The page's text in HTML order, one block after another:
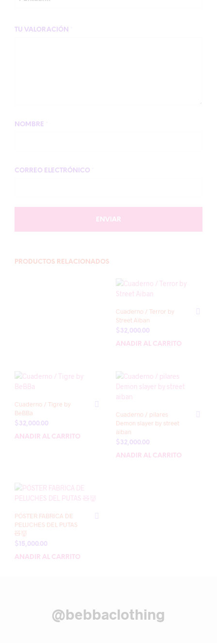
TU VALORACIÓN
NOMBRE
CORREO ELECTRÓNICO
PRODUCTOS RELACIONADOS
Cuaderno / Terror by
Street Aiban
$32,000.00
AÑADIR AL CARRITO
Cuaderno / Tigre by
BeBBa
$32,000.00
AÑADIR AL CARRITO
Cuaderno / pilares
Demon slayer by street
aiban
$32,000.00
AÑADIR AL CARRITO
PÓSTER FABRICA DE
PELUCHES DEL PUTAS
🧸👹
$ 15,000.00
AÑADIR AL CARRITO
@bebbaclothing